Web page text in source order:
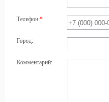
Телефон:*
Город:
Комментарий: